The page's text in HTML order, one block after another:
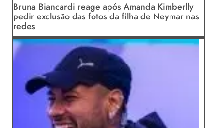
Bruna Biancardi reage após Amanda Kimberlly
pedir exclusão das fotos da filha de Neymar nas
redes